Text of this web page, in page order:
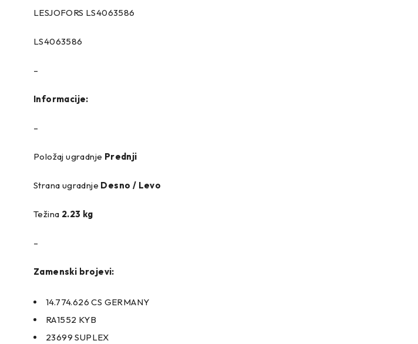
LESJOFORS LS4063586
LS4063586
–
Informacije:
–
Položaj ugradnje Prednji
Strana ugradnje Desno / Levo
Težina 2.23 kg
–
Zamenski brojevi:
14.774.626 CS GERMANY
RA1552 KYB
23699 SUPLEX